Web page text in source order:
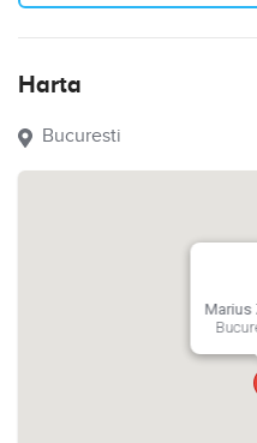
Harta
Bucuresti
Marius